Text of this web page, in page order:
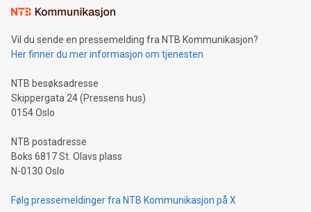
Vil du sende en pressemelding fra NTB Kommunikasjon?
Her finner du mer informasjon om tjenesten
NTB besøksadresse
Skippergata 24 (Pressens hus)
0154 Oslo
NTB postadresse
Boks 6817 St. Olavs plass
N-0130 Oslo
Følg pressemeldinger fra NTB Kommunikasjon på X